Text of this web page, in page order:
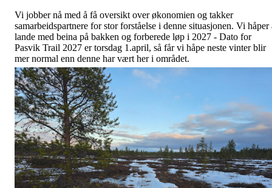
Vi jobber nå med å få oversikt over økonomien og takker
samarbeidspartnere for stor forståelse i denne situasjonen. Vi håper
lande med beina på bakken og forberede løp i 2027 - Dato for
Pasvik Trail 2027 er torsdag 1.april, så får vi håpe neste vinter blir
mer normal enn denne har vært her i området.